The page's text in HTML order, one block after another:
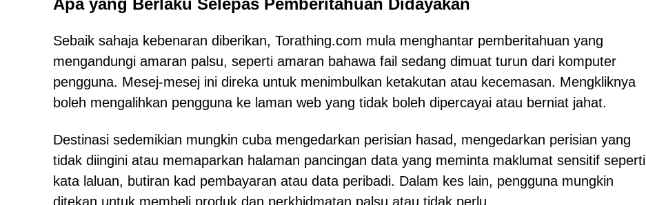
Apa yang Berlaku Selepas Pemberitahuan Didayakan
Sebaik sahaja kebenaran diberikan, Torathing.com mula menghantar pemberitahuan yang
mengandungi amaran palsu, seperti amaran bahawa fail sedang dimuat turun dari komputer
pengguna. Mesej-mesej ini direka untuk menimbulkan ketakutan atau kecemasan. Mengkliknya
boleh mengalihkan pengguna ke laman web yang tidak boleh dipercayai atau berniat jahat.
Destinasi sedemikian mungkin cuba mengedarkan perisian hasad, mengedarkan perisian yang
tidak diingini atau memaparkan halaman pancingan data yang meminta maklumat sensitif seperti
kata laluan, butiran kad pembayaran atau data peribadi. Dalam kes lain, pengguna mungkin
ditekan untuk membeli produk dan perkhidmatan palsu atau tidak perlu.